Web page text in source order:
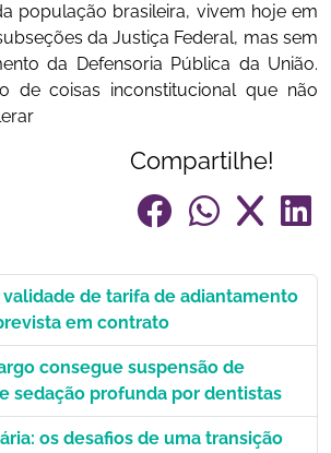
população brasileira, vivem hoje em
da Justiça Federal, mas sem
da Defensoria Pública da União.
de coisas inconstitucional que não
Compartilhe!
validade de tarifa de adiantamento
em contrato
consegue suspensão de
sedação profunda por dentistas
os desafios de uma transição